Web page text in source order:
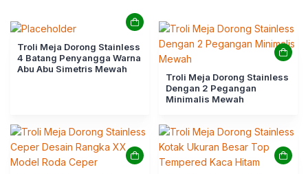
Troli Meja Dorong Stainless
4 Batang Penyangga Warna
Abu Abu Simetris Mewah
Troli Meja Dorong Stainless
Dengan 2 Pegangan
Minimalis Mewah